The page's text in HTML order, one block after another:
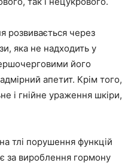
розвивається через
яка не надходить у
його
апетит. Крім того,
і гнійне ураження шкіри,
тлі порушення функцій
за вироблення гормону